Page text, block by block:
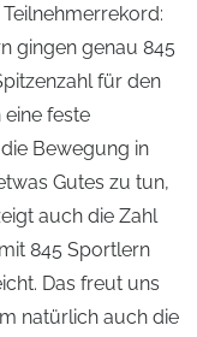
gingen genau 845
für den
eine feste
Bewegung in
Gutes zu tun,
auch die Zahl
845 Sportlern
Das freut uns
natürlich auch die